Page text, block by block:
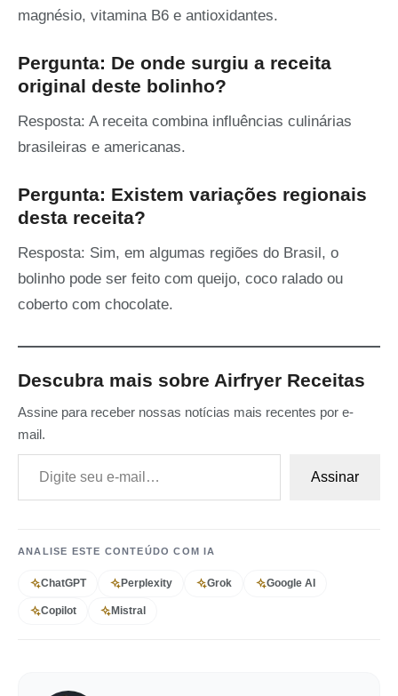
magnésio, vitamina B6 e antioxidantes.
Pergunta: De onde surgiu a receita
original deste bolinho?
Resposta: A receita combina influências culinárias
brasileiras e americanas.
Pergunta: Existem variações regionais
desta receita?
Resposta: Sim, em algumas regiões do Brasil, o
bolinho pode ser feito com queijo, coco ralado ou
coberto com chocolate.
Descubra mais sobre Airfryer Receitas
Assine para receber nossas notícias mais recentes por e-
mail.
Digite seu e-mail…
Assinar
ANALISE ESTE CONTEÚDO COM IA
ChatGPT Perplexity Grok Google AI
Copilot Mistral